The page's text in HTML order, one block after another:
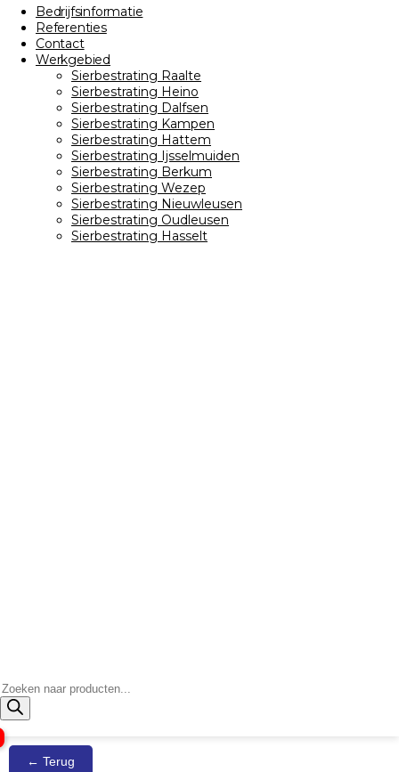
Bedrijfsinformatie
Referenties
Contact
Werkgebied
Sierbestrating Raalte
Sierbestrating Heino
Sierbestrating Dalfsen
Sierbestrating Kampen
Sierbestrating Hattem
Sierbestrating Ijsselmuiden
Sierbestrating Berkum
Sierbestrating Wezep
Sierbestrating Nieuwleusen
Sierbestrating Oudleusen
Sierbestrating Hasselt
Producten
zoeken
← Terug